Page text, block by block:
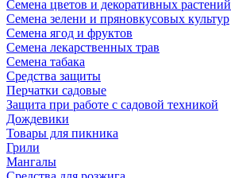
Семена цветов и декоративных растений
Семена зелени и пряновкусовых культур
Семена ягод и фруктов
Семена лекарственных трав
Семена табака
Средства защиты
Перчатки садовые
Защита при работе с садовой техникой
Дождевики
Товары для пикника
Грили
Мангалы